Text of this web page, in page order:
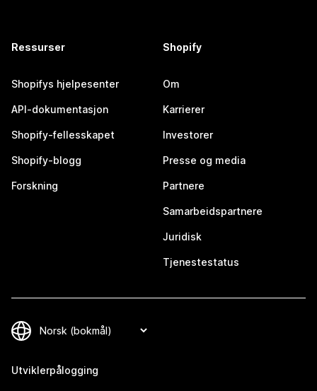
Ressurser
Shopifys hjelpesenter
API-dokumentasjon
Shopify-fellesskapet
Shopify-blogg
Forskning
Shopify
Om
Karrierer
Investorer
Presse og media
Partnere
Samarbeidspartnere
Juridisk
Tjenestestatus
Utviklerpålogging